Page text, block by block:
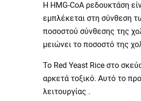
Η HMG-CoA ρεδουκτάση
εμπλέκεται στη σύνθεση
ποσοστού σύνθεσης της
μειώνει το ποσοστό της
Το Red Yeast Rice στo
αρκετά τοξικό. Αυτό το
λειτουργίας .